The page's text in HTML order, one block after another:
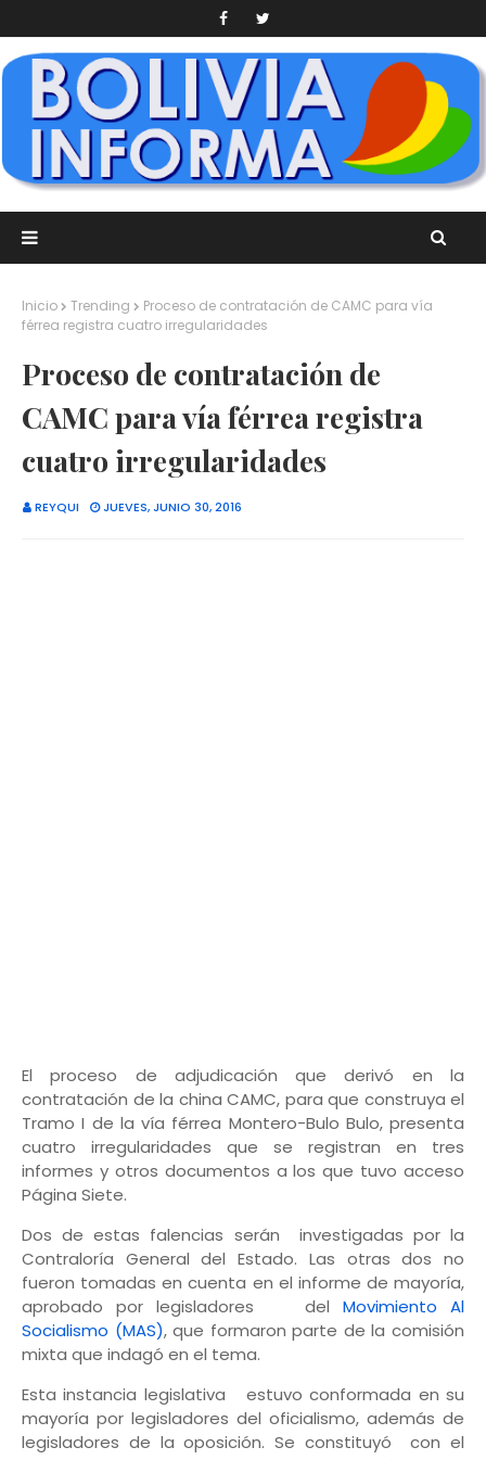
Inicio Trending
Proceso de contratación de CAMC para vía
férrea registra cuatro irregularidades
Proceso de contratación de
CAMC para vía férrea registra
cuatro irregularidades
REYQUI JUEVES, JUNIO 30, 2016
El proceso de adjudicación que derivó en la
contratación de la china CAMC, para que construya el
Tramo I de la vía férrea Montero-Bulo Bulo, presenta
cuatro irregularidades que se registran en tres
informes y otros documentos a los que tuvo acceso
Página Siete.
Dos de estas falencias serán investigadas por la
Contraloría General del Estado. Las otras dos no
fueron tomadas en cuenta en el informe de mayoría,
aprobado por legisladores delMovimiento Al
Socialismo (MAS), que formaron parte de la comisión
mixta que indagó en el tema.
Esta instancia legislativa estuvo conformada en su
mayoría por legisladores del oficialismo, además de
legisladores de la oposición. Se constituyó con el